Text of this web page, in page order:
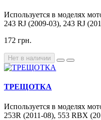
Используется в моделях
243 RJ (2009-03), 243 RJ
172 грн.
Нет в наличии
ТРЕЩОТКА
Используется в моделях
253R (2011-08), 553 RBX